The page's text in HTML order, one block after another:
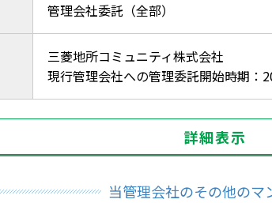
管理会社委託（全部）
三菱地所コミュニティ株式会社
現行管理会社への管理委託開始時期：
詳細表示
当管理会社のその他のマ